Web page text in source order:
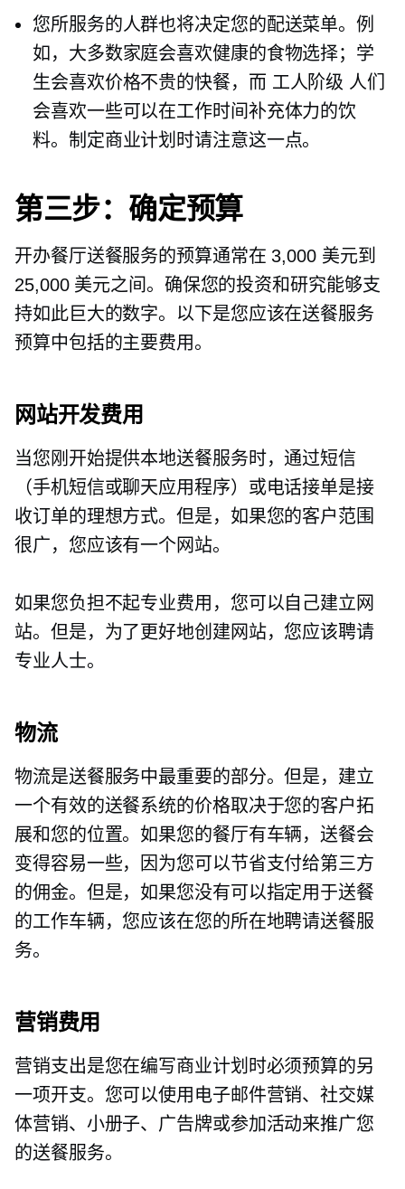
您所服务的人群也将决定您的配送菜单。例
如，大多数家庭会喜欢健康的食物选择；学
生会喜欢价格不贵的快餐，而 工人阶级 人们
会喜欢一些可以在工作时间补充体力的饮
料。制定商业计划时请注意这一点。
第三步：确定预算
开办餐厅送餐服务的预算通常在 3,000 美元到
25,000 美元之间。确保您的投资和研究能够支
持如此巨大的数字。以下是您应该在送餐服务
预算中包括的主要费用。
网站开发费用
当您刚开始提供本地送餐服务时，通过短信
（手机短信或聊天应用程序）或电话接单是接
收订单的理想方式。但是，如果您的客户范围
很广，您应该有一个网站。
如果您负担不起专业费用，您可以自己建立网
站。但是，为了更好地创建网站，您应该聘请
专业人士。
物流
物流是送餐服务中最重要的部分。但是，建立
一个有效的送餐系统的价格取决于您的客户拓
展和您的位置。如果您的餐厅有车辆，送餐会
变得容易一些，因为您可以节省支付给第三方
的佣金。但是，如果您没有可以指定用于送餐
的工作车辆，您应该在您的所在地聘请送餐服
务。
营销费用
营销支出是您在编写商业计划时必须预算的另
一项开支。您可以使用电子邮件营销、社交媒
体营销、小册子、广告牌或参加活动来推广您
的送餐服务。